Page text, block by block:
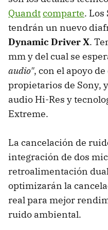
Quandtcomparte. Los
tendrán un nuevo
Dynamic Driver X.
mm y del cual se
audio", con el apoyo
propietarios de Sony,
audio Hi-Res y
Extreme.
La cancelación de
integración de dos
retroalimentación
optimizarán la
real para mejor
ruido ambiental.